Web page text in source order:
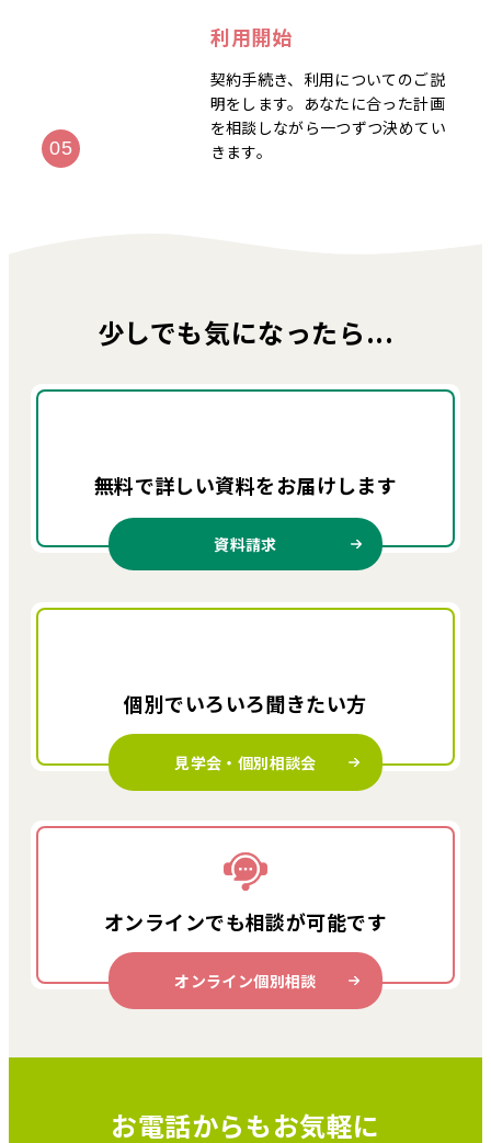
利用開始
契約手続き、利用についてのご説
明をします。あなたに合った計画
を相談しながら一つずつ決めてい
きます。
少しでも気になったら...
無料で詳しい資料をお届けします
資料請求
個別でいろいろ聞きたい方
見学会・個別相談会
オンラインでも相談が可能です
オンライン個別相談
お電話からもお気軽に